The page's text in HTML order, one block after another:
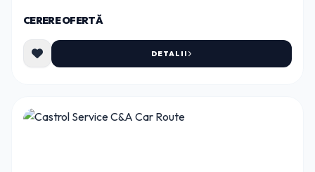
CERERE OFERTĂ
DETALII